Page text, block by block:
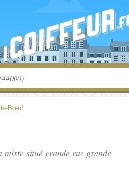
Bœuf
mixte situé grande rue grande